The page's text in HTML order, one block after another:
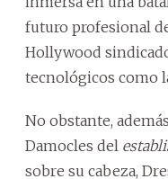
futuro profesional
Hollywood
tecnológicos como
No obstante,
Damocles del
sobre su cabeza,